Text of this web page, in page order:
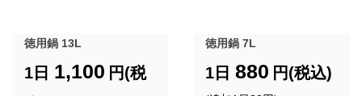
徳用鍋 13L
1日 1,100 円(税
徳用鍋 7L
1日 880 円(税込)